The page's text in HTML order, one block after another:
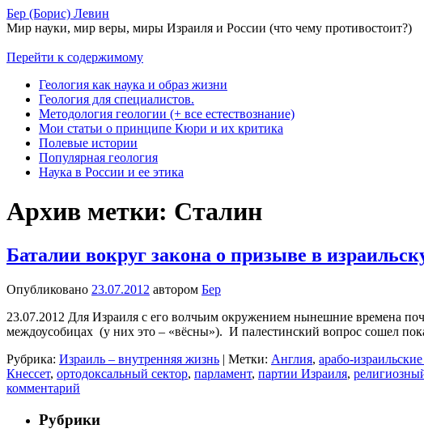
Бер (Борис) Левин
Мир науки, мир веры, миры Израиля и России (что чему противостоит?)
Перейти к содержимому
Геология как наука и образ жизни
Геология для специалистов.
Методология геологии (+ все естествознание)
Мои статьи о принципе Кюри и их критика
Полевые истории
Популярная геология
Наука в России и ее этика
Архив метки: Сталин
Баталии вокруг закона о призыве в
Опубликовано 23.07.2012 автором Бер
23.07.2012 Для Израиля с его волчьим окружением нынешние времена
междоусобицах (у них это – «вёсны»). И палестинский вопрос сошел
Рубрика: Израиль – внутренняя жизнь | Метки: Англия, арабо-
Кнессет, ортодоксальный сектор, парламент, партии Израиля,
комментарий
Рубрики